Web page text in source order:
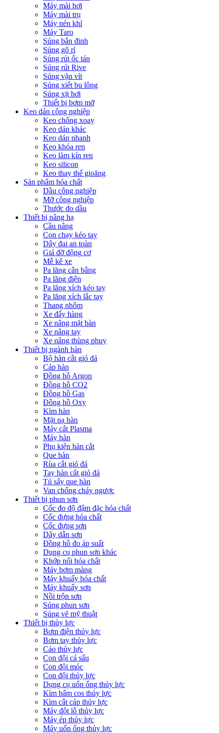
Máy mài hơi
Máy mài trụ
Máy nén khí
Máy Taro
Súng bắn đinh
Súng gõ rỉ
Súng rút ốc tán
Súng rút Rive
Súng vặn vít
Súng xiết bu lông
Súng xịt hơi
Thiết bị bơm mỡ
Keo dán công nghiệp
Keo chống xoay
Keo dán khác
Keo dán nhanh
Keo khóa ren
Keo làm kín ren
Keo silicon
Keo thay thế gioăng
Sản phẩm hóa chất
Dầu công nghiệp
Mỡ công nghiệp
Thước đo dầu
Thiết bị nâng hạ
Cầu nâng
Con chạy kéo tay
Dây đai an toàn
Giá đỡ động cơ
Mễ kê xe
Pa lăng cân bằng
Pa lăng điện
Pa lăng xích kéo tay
Pa lăng xích lắc tay
Thang nhôm
Xe đẩy hàng
Xe nâng mặt bàn
Xe nâng tay
Xe nâng thùng phuy
Thiết bị ngành hàn
Bộ hàn cắt gió đá
Cáp hàn
Đồng hồ Argon
Đồng hồ CO2
Đồng hồ Gas
Đồng hồ Oxy
Kìm hàn
Mặt nạ hàn
Máy cắt Plasma
Máy hàn
Phụ kiện hàn cắt
Que hàn
Rùa cắt gió đá
Tay hàn cắt gió đá
Tủ sấy que hàn
Van chống cháy ngược
Thiết bị phun sơn
Cốc đo độ đậm đặc hóa chất
Cốc đựng hóa chất
Cốc đựng sơn
Dây dẫn sơn
Đồng hồ đo áp suất
Dụng cụ phun sơn khác
Khớp nối hóa chất
Máy bơm màng
Máy khuấy hóa chất
Máy khuấy sơn
Nồi trộn sơn
Súng phun sơn
Súng vẽ mỹ thuật
Thiết bị thủy lực
Bơm điện thủy lực
Bơm tay thủy lực
Cảo thủy lực
Con đội cá sấu
Con đội móc
Con đội thủy lực
Dụng cụ uốn ống thủy lực
Kìm bấm cos thủy lực
Kìm cắt cáp thủy lực
Máy đột lỗ thủy lực
Máy ép thủy lực
Máy uốn ống thủy lực